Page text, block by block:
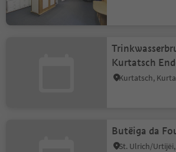
Kurtatsch
Butëiga da